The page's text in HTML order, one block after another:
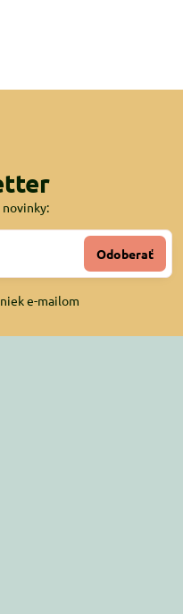
Odoberať
e-mailom